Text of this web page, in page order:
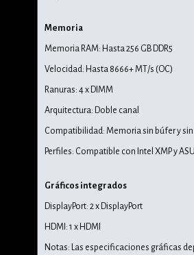
Memoria
Memoria RAM: Hasta 256 GB DDR5
Velocidad: Hasta 8666+ MT/s (OC)
Ranuras: 4 x DIMM
Arquitectura: Doble canal
Compatibilidad: Memoria sin búfer y sin
Perfiles: Compatible con Intel XMP y
Gráficos integrados
DisplayPort: 2 x DisplayPort
HDMI: 1 x HDMI
Notas: Las especificaciones gráficas